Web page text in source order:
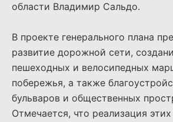
области Владимир Сальдо.
В проекте генерального плана
развитие дорожной сети,
пешеходных и велосипедных
побережья, а также
бульваров и общественных
Отмечается, что реализация